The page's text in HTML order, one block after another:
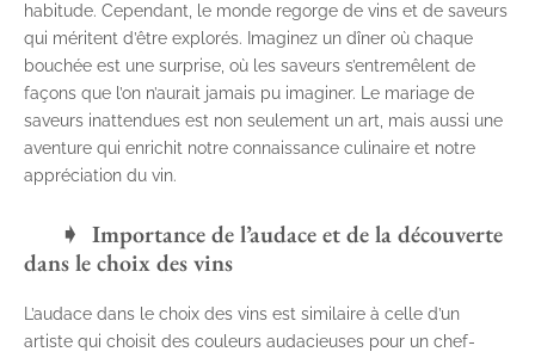
habitude. Cependant, le monde regorge de vins et de saveurs
qui méritent d’être explorés. Imaginez un dîner où chaque
bouchée est une surprise, où les saveurs s’entremêlent de
façons que l’on n’aurait jamais pu imaginer. Le mariage de
saveurs inattendues est non seulement un art, mais aussi une
aventure qui enrichit notre connaissance culinaire et notre
appréciation du vin.
Importance de l’audace et de la découverte
dans le choix des vins
L’audace dans le choix des vins est similaire à celle d’un
artiste qui choisit des couleurs audacieuses pour un chef-